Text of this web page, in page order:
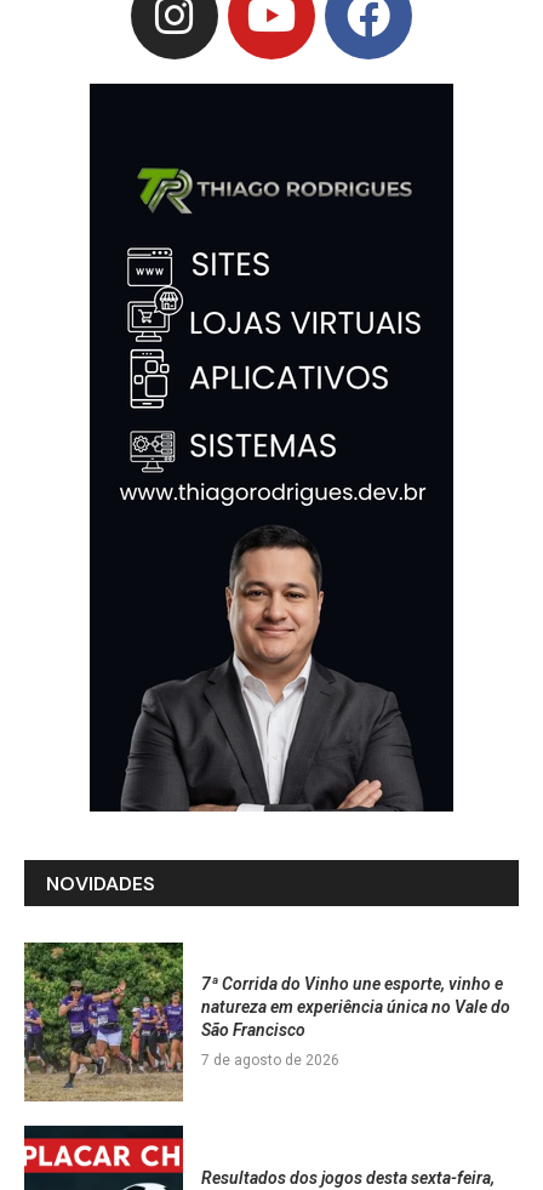
NOVIDADES
7ª Corrida do Vinho une esporte, vinho e
natureza em experiência única no Vale do
São Francisco
7 de agosto de 2026
Resultados dos jogos desta sexta-feira,